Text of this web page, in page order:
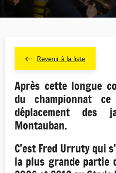
Revenir à la liste
Après cette longue
du championnat
déplacement
Montauban.
C'est Fred Urruty qui
la plus grande partie